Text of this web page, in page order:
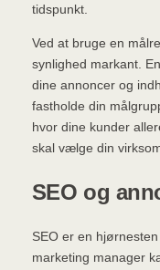
tidspunkt.
Ved at bruge en
synlighed markant.
dine annoncer og
fastholde din
hvor dine kunder
skal vælge din
SEO og
SEO er en
marketing manager